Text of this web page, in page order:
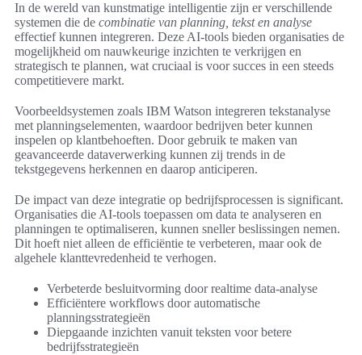
In de wereld van kunstmatige intelligentie zijn er verschillende
systemen die de combinatie van planning, tekst en analyse
effectief kunnen integreren. Deze AI-tools bieden organisaties de
mogelijkheid om nauwkeurige inzichten te verkrijgen en
strategisch te plannen, wat cruciaal is voor succes in een steeds
competitievere markt.
Voorbeeldsystemen zoals IBM Watson integreren tekstanalyse
met planningselementen, waardoor bedrijven beter kunnen
inspelen op klantbehoeften. Door gebruik te maken van
geavanceerde dataverwerking kunnen zij trends in de
tekstgegevens herkennen en daarop anticiperen.
De impact van deze integratie op bedrijfsprocessen is significant.
Organisaties die AI-tools toepassen om data te analyseren en
planningen te optimaliseren, kunnen sneller beslissingen nemen.
Dit hoeft niet alleen de efficiëntie te verbeteren, maar ook de
algehele klanttevredenheid te verhogen.
Verbeterde besluitvorming door realtime data-analyse
Efficiëntere workflows door automatische
planningsstrategieën
Diepgaande inzichten vanuit teksten voor betere
bedrijfsstrategieën